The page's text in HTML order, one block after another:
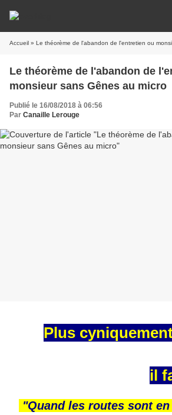
Accueil » Le théorème de l'abandon de l'entretien ou
Le théorème de l'abandon de
monsieur sans Gênes au micro
Publié le 16/08/2018 à 06:56
Par Canaille Lerouge
Plus
il
"Quand les routes sont